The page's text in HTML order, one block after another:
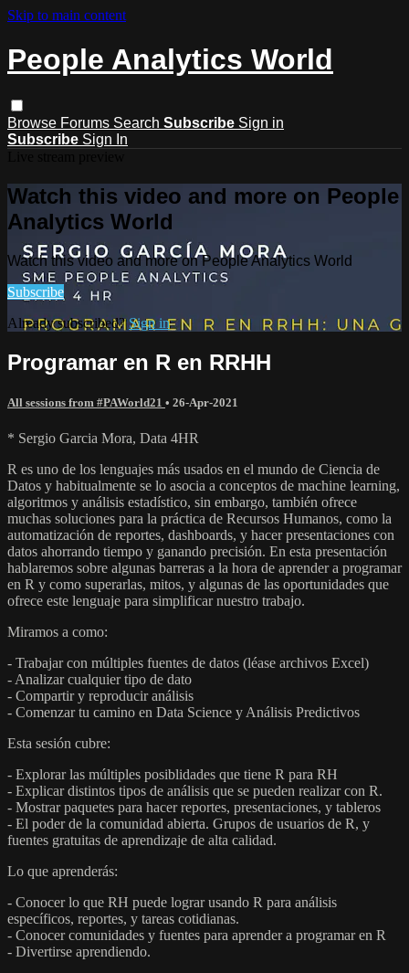
Skip to main content
People Analytics World
Browse Forums Search Subscribe Sign in
Subscribe Sign In
Watch this video and more on People
Analytics World
Watch this video and more on People Analytics World
Subscribe
Already subscribed?Sign in
Programar en R en RRHH
All sessions from #PAWorld21 • 26-Apr-2021
* Sergio Garcia Mora, Data 4HR
R es uno de los lenguajes más usados en el mundo de Ciencia de
Datos y habitualmente se lo asocia a conceptos de machine learning,
algoritmos y análisis estadístico, sin embargo, también ofrece
muchas soluciones para la práctica de Recursos Humanos, como la
automatización de reportes, dashboards, y hacer presentaciones con
datos ahorrando tiempo y ganando precisión. En esta presentación
hablaremos sobre algunas barreras a la hora de aprender a programar
en R y como superarlas, mitos, y algunas de las oportunidades que
ofrece este lenguaje para simplificar nuestro trabajo.
Miramos a como:
- Trabajar con múltiples fuentes de datos (léase archivos Excel)
- Analizar cualquier tipo de dato
- Compartir y reproducir análisis
- Comenzar tu camino en Data Science y Análisis Predictivos
Esta sesión cubre:
- Explorar las múltiples posiblidades que tiene R para RH
- Explicar distintos tipos de análisis que se pueden realizar con R.
- Mostrar paquetes para hacer reportes, presentaciones, y tableros
- El poder de la comunidad abierta. Grupos de usuarios de R, y
fuentes gratuitas de aprendizaje de alta calidad.
Lo que aprenderás:
- Conocer lo que RH puede lograr usando R para análisis
específicos, reportes, y tareas cotidianas.
- Conocer comunidades y fuentes para aprender a programar en R
- Divertirse aprendiendo.